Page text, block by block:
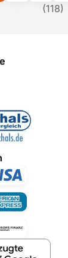
(118)